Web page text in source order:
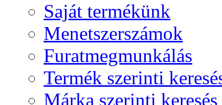
Saját termékünk
Menetszerszámok
Furatmegmunkálás
Termék szerinti
Márka szerinti keresés